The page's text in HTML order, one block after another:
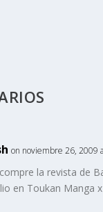
on noviembre 26, 2009
la revista de
en Toukan Manga